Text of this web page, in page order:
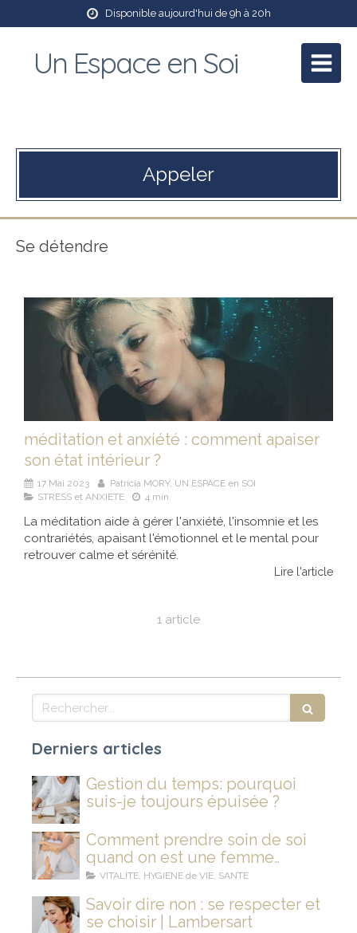
Disponible aujourd'hui de 9h à 20h
Un Espace en Soi
Appeler
Se détendre
méditation et anxiété : comment apaiser
son état intérieur ?
17 Mai 2023
Patricia MORY, UN ESPACE en SOI
STRESS et ANXIETE
4 min.
La méditation aide à gérer l'anxiété, l'insomnie et les
contrariétés, apaisant l'émotionnel et le mental pour
retrouver calme et sérénité.
Lire l'article
1 article
Rechercher
Derniers articles
Gestion du temps: pourquoi
suis-je toujours épuisée ?
Comment prendre soin de soi
quand on est une femme
stressée et fatiguée ?
VITALITE, HYGIENE de VIE, SANTE
Savoir dire non : se respecter et
se choisir | Lambersart